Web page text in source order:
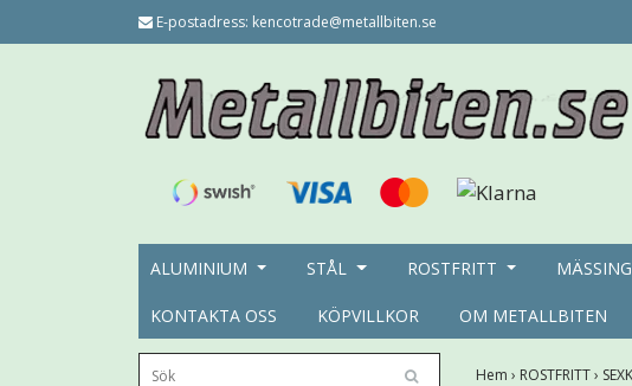
E-postadress: kencotrade@metallbiten.se
ALUMINIUM STÅL ROSTFRITT MÄSSING
KONTAKTA OSS KÖPVILLKOR OM METALLBITEN
Hem › ROSTFRITT›